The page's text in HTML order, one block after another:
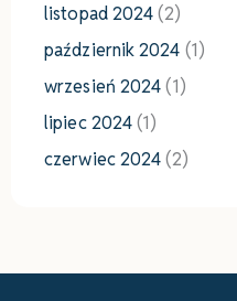
listopad 2024(2)
październik 2024 (1)
wrzesień 2024(1)
lipiec 2024(1)
czerwiec 2024(2)